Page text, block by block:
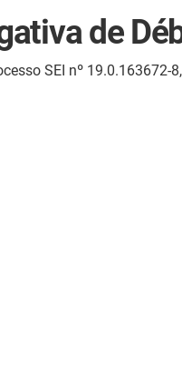
de
SEI nº 19.0.163672-